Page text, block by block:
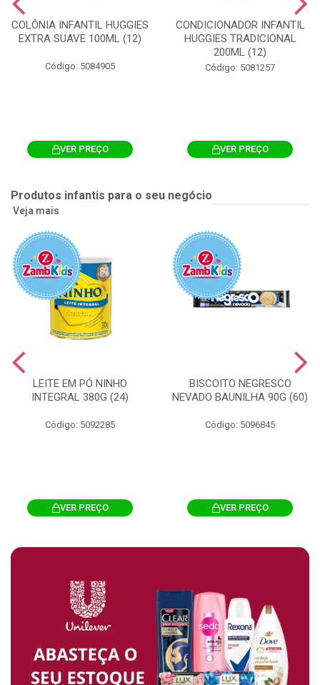
COLÔNIA INFANTIL HUGGIES
EXTRA SUAVE 100ML (12)
Código: 5084905
VER PREÇO
CONDICIONADOR INFANTIL
HUGGIES TRADICIONAL
200ML (12)
Código: 5081257
VER PREÇO
Produtos infantis para o seu negócio
Veja mais
LEITE EM PÓ NINHO
INTEGRAL 380G (24)
Código: 5092285
VER PREÇO
BISCOITO NEGRESCO
NEVADO BAUNILHA 90G (60)
Código: 5096845
VER PREÇO